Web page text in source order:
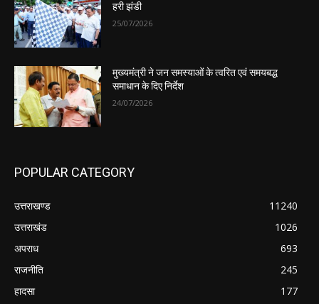
हरी झंडी
25/07/2026
मुख्यमंत्री ने जन समस्याओं के त्वरित एवं समयबद्ध
समाधान के दिए निर्देश
24/07/2026
POPULAR CATEGORY
उत्तराखण्ड
11240
उत्तराखंड
1026
अपराध
693
राजनीति
245
हादसा
177